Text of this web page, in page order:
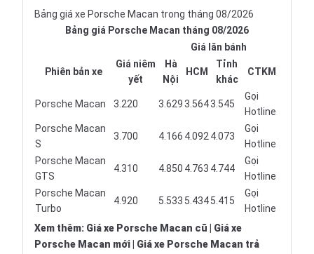
Bảng giá xe Porsche Macan trong tháng 08/2026
Bảng giá Porsche Macan tháng 08/2026
Giá lăn bánh
Phiên bản xe
Giá niêm
yết
Hà
Nội
HCM
Tỉnh
khác
CTKM
Porsche Macan 3.220 3.6293.5643.545
Gọi
Hotline
Porsche Macan
S
3.700 4.166 4.092 4.073
Gọi
Hotline
Porsche Macan
GTS
4.310 4.850 4.763 4.744
Gọi
Hotline
Porsche Macan
Turbo
4.920 5.533 5.4345.415
Gọi
Hotline
Xem thêm: Giá xe Porsche Macan cũ
Giá xe
Porsche Macan mới
Giá xe Porsche Macan trả